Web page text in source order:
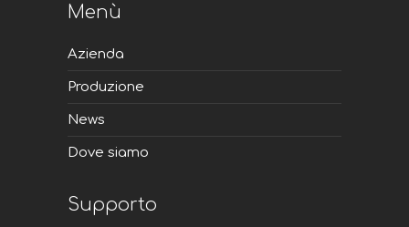
Menù
Azienda
Produzione
News
Dove siamo
Supporto